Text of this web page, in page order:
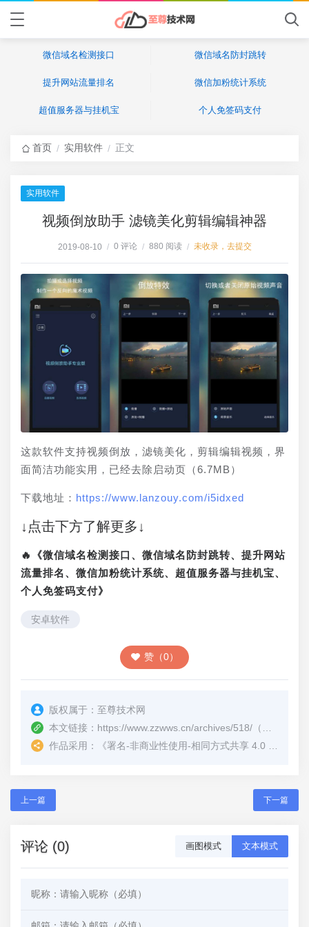
微信域名检测接口 微信域名防封跳转
提升网站流量排名 微信加粉统计系统
超值服务器与挂机宝 个人免签码支付
首页 / 实用软件 / 正文
实用软件
视频倒放助手 滤镜美化剪辑编辑神器
2019-08-10 / 0 评论 / 880 阅读 / 未收录，去提交
这款软件支持视频倒放，滤镜美化，剪辑编辑视频，界
面简洁功能实用，已经去除启动页（6.7MB）
下载地址： https://www.lanzouy.com/i5idxed
↓点击下方了解更多↓
🔥《微信域名检测接口、微信域名防封跳转、提升网站
流量排名、微信加粉统计系统、超值服务器与挂机宝、
个人免签码支付》
安卓软件
赞（0）
版权属于： 至尊技术网
本文链接： https://www.zzwws.cn/archives/518/ （转载时请注明本文出处及文章链接）
作品采用：
《署名-非商业性使用-相同方式共享 4.0 国际 (CC BY-NC-SA 4.0)
上一篇 下一篇
评论 (0) 画图模式 文本模式